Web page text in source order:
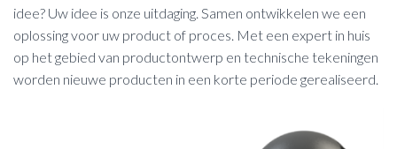
idee? Uw idee is onze uitdaging. Samen ontwikkelen we een
oplossing voor uw product of proces. Met een expert in huis
op het gebied van productontwerp en technische tekeningen
worden nieuwe producten in een korte periode gerealiseerd.